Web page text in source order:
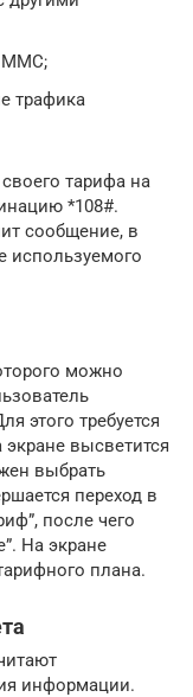
ММС;
трафика
тарифа на
*108#.
сообщение, в
используемого
можно
этого требуется
высветится
выбрать
переход в
после чего
На экране
плана.
информации.